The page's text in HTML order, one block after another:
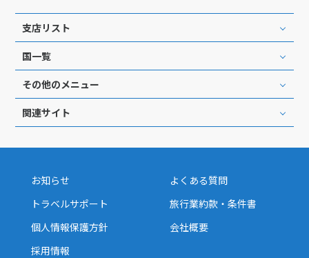
支店リスト
国一覧
その他のメニュー
関連サイト
お知らせ
よくある質問
トラベルサポート
旅行業約款・条件書
個人情報保護方針
会社概要
採用情報